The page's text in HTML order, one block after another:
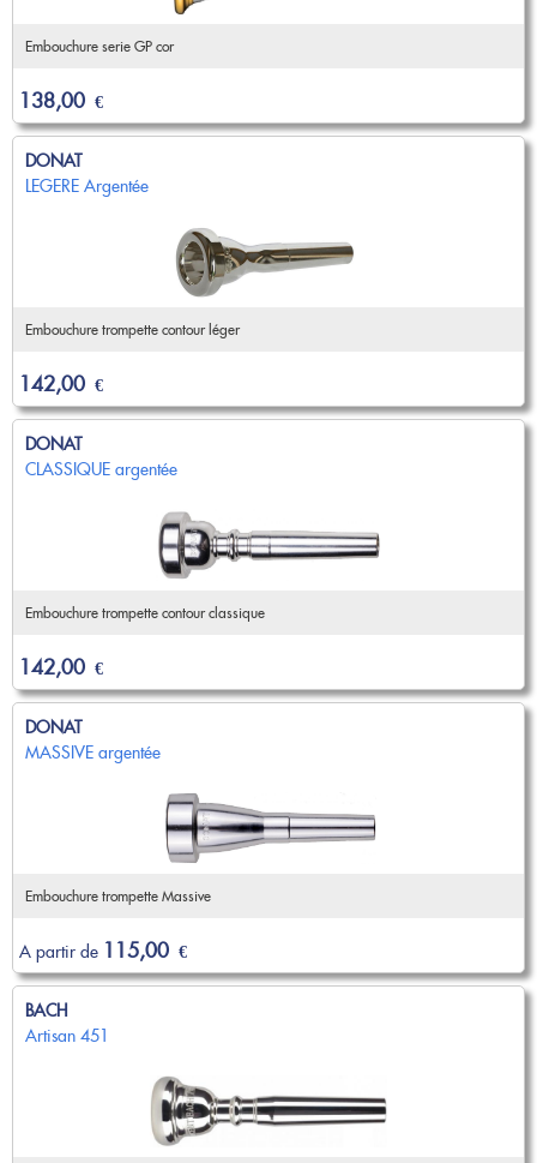
Embouchure serie GP cor
138,00 €
DONAT
LEGERE Argentée
Embouchure trompette contour léger
142,00 €
DONAT
CLASSIQUE argentée
Embouchure trompette contour classique
142,00 €
DONAT
MASSIVE argentée
Embouchure trompette Massive
A partir de 115,00 €
BACH
Artisan 451